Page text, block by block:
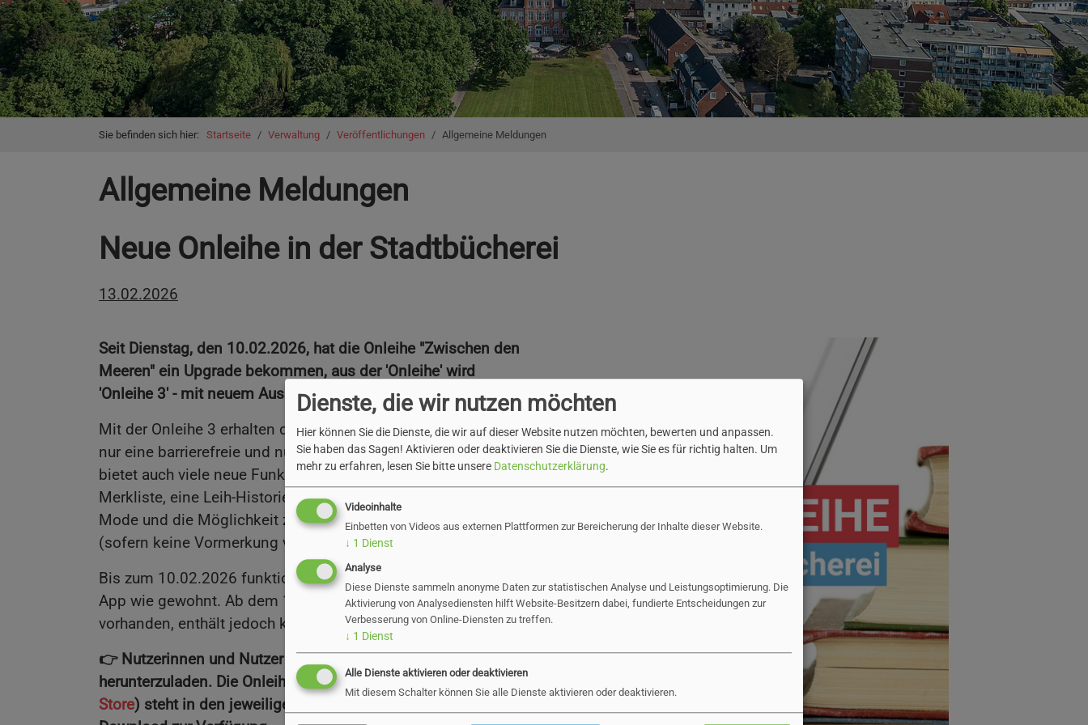
You are here:
Sie befinden sich hier: Startseite Verwaltung Veröffentlichungen Allgemeine Meldungen
Allgemeine Meldungen
Neue Onleihe in der Stadtbücherei
13.02.2026
Seit Dienstag, den 10.02.2026, hat die Onleihe "Zwischen den
Meeren" ein Upgrade bekommen, aus der 'Onleihe' wird
'Onleihe 3' - mit neuem Aussehen und neuen Funktionen.
Mit der Onleihe 3 erhalten die Nutzerinnen und Nutzer nicht
nur eine barrierefreie und nutzungsfreundliche Oberfläche, sie
bietet auch viele neue Funktionen wie eine unbegrenzte
Merkliste, eine Leih-Historie, einen augenschonenden Dark
Mode und die Möglichkeit zur Verlängerung der Leihfrist
(sofern keine Vormerkung vorliegt).
Bis zum 10.02.2026 funktioniert die alte (aktuelle) Onleihe-
App wie gewohnt. Ab dem 10.02.2026 ist sie noch
vorhanden, enthält jedoch keine Daten mehr.
👉 Nutzerinnen und Nutzer werden gebeten, die neue App
herunterzuladen. Die Onleihe 3-App (App Store&Google Play
Store) steht in den jeweiligen App Stores zum kostenlosen
Dienste, die wir nutzen möchten
Hier können Sie die Dienste, die wir auf dieser Website nutzen möchten, bewerten und anpassen.
Sie haben das Sagen! Aktivieren oder deaktivieren Sie die Dienste, wie Sie es für richtig halten. Um
mehr zu erfahren, lesen Sie bitte unsere Datenschutzerklärung.
Videoinhalte
Einbetten von Videos aus externen Plattformen zur Bereicherung der Inhalte dieser Website.
↓ 1 Dienst
Analyse
Diese Dienste sammeln anonyme Daten zur statistischen Analyse und Leistungsoptimierung. Die
Aktivierung von Analysediensten hilft Website-Besitzern dabei, fundierte Entscheidungen zur
Verbesserung von Online-Diensten zu treffen.
↓ 1 Dienst
Alle Dienste aktivieren oder deaktivieren
Mit diesem Schalter können Sie alle Dienste aktivieren oder deaktivieren.